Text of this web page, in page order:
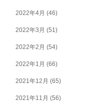
2022年4月 (46)
2022年3月 (51)
2022年2月 (54)
2022年1月 (66)
2021年12月 (65)
2021年11月 (56)